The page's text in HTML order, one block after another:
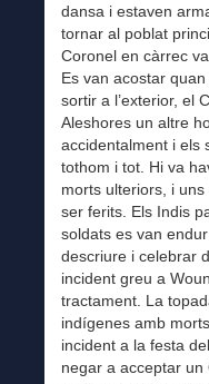
dansa i estaven
tornar al poblat
Coronel en càrrec
Es van acostar
sortir a l’exterior, el
Aleshores un altre
accidentalment i els
tothom i tot. Hi va
morts ulteriors, i
ser ferits. Els Indis
soldats es van
descriure i celebrar
incident greu a
tractament. La
indígenes amb
incident a la festa
negar a acceptar